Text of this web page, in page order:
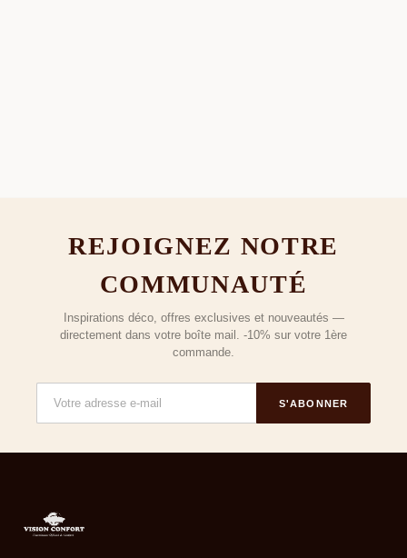
REJOIGNEZ NOTRE
COMMUNAUTÉ
Inspirations déco, offres exclusives et nouveautés —
directement dans votre boîte mail. -10% sur votre 1ère
commande.
S'ABONNER